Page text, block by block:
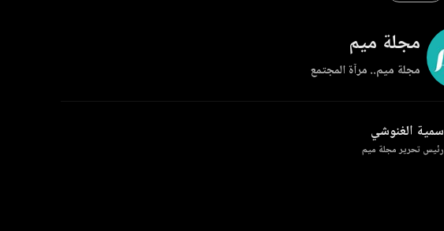
مجلة ميم
مجلة ميم.. مرآة المجتمع
سمية الغنوشي
رئيس تحرير مجلة ميم